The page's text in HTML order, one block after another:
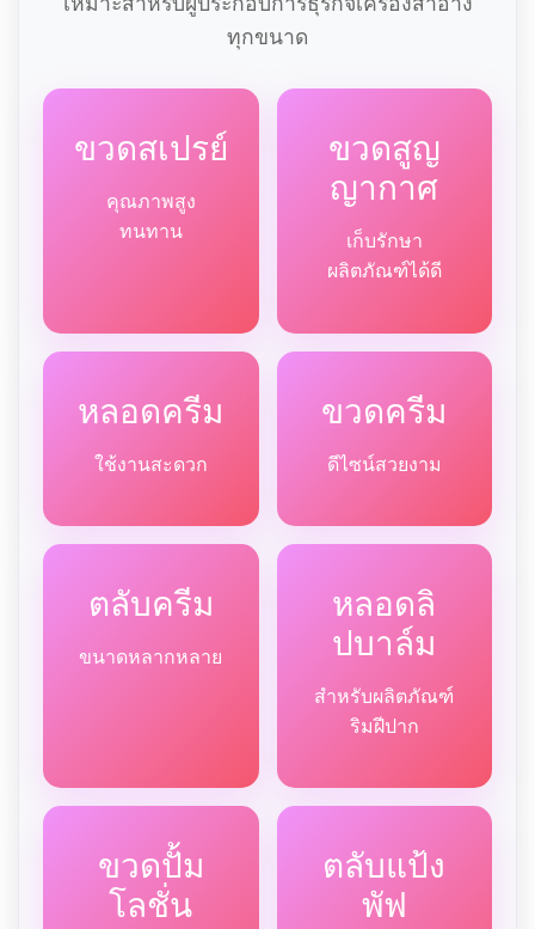
ทุกขนาด
ขวดสเปรย์
คุณภาพสูง
ทนทาน
ขวดสูญ
ญากาศ
เก็บรักษา
ผลิตภัณฑ์ได้ดี
หลอดครีม
ใช้งานสะดวก
ขวดครีม
ดีไซน์สวยงาม
ตลับครีม
ขนาดหลากหลาย
หลอดลิ
ปบาล์ม
สำหรับผลิตภัณฑ์
ริมฝีปาก
ขวดปั้ม
โลชั่น
ตลับแป้ง
พัฟ